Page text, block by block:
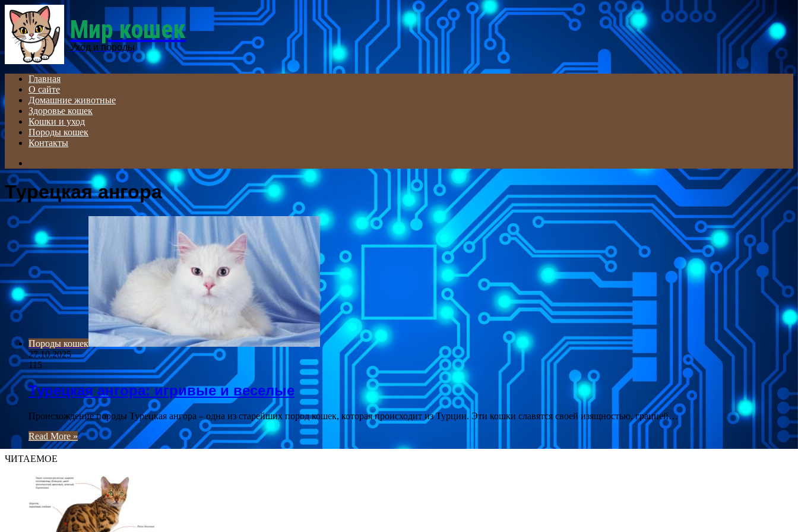
Menu
Мир кошек
Уход и породы
Главная
О сайте
Домашние животные
Здоровье кошек
Кошки и уход
Породы кошек
Контакты
for
Турецкая ангора
Породы кошек
27.10.2025
115
Турецкая ангора: игривые и веселые
Происхождение породы Турецкая ангора – одна из старейших пород кошек, которая происходит из Турции. Эти кошки славятся своей изящностью, грацией…
Read More »
ЧИТАЕМОЕ